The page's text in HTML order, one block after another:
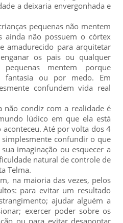
a deixaria envergonhada e
pequenas não mentem
ainda não possuem o córtex
amadurecido para arquitetar
os pais ou qualquer
mentem porque
fantasia ou por medo. Em
confundem vida real
não condiz com a realidade é
lúdico em que ela está
Até por volta dos 4
simplesmente confundir o que
imaginação ou esquecer a
natural de controle de
Telma.
na maioria das vezes, pelos
para evitar um resultado
ajudar alguém a
exercer poder sobre os